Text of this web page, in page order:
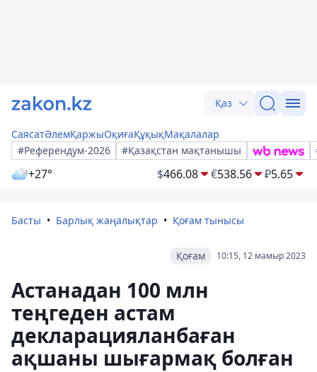
Қаз
СаясатӘлемҚаржыОқиғаҚұқықМақалалар
#Референдум-2026
#Қазақстан мақтанышы
+27° $466.08 €538.56 ₽5.65
Басты Барлық жаңалықтар Қоғам тынысы
10:15, 12 мамыр 2023
Қоғам
Астанадан 100 млн
теңгеден астам
декларацияланбаған
ақшаны шығармақ болған